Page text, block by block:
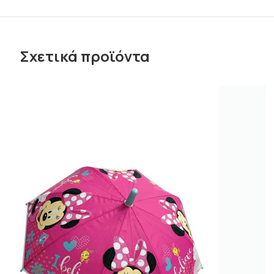
Σχετικά προϊόντα